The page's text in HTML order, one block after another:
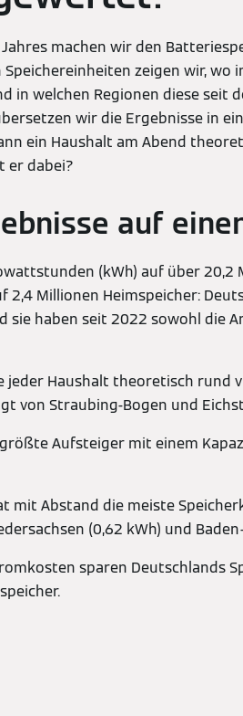
machen wir den
zeigen wir, wo
in welchen Regionen diese seit
wir die Ergebnisse in
ein Haushalt am Abend
er dabei?
auf
(kWh) auf über 20,2
2,4 Millionen Heimspeicher:
sie haben seit 2022 sowohl die
jeder Haushalt theoretisch rund
von Straubing-Bogen und
Aufsteiger mit einem
mit Abstand die meiste
(0,62 kWh) und
sparen Deutschlands